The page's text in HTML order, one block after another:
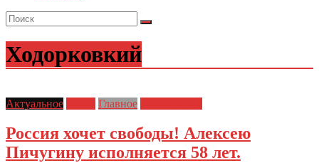
Ходорковкий
Актуальное Главное
Россия хочет свободы! Алексею
Пичугину исполняется 58 лет.